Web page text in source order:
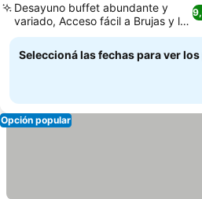
Desayuno buffet abundante y
variado, Acceso fácil a Brujas y la
costa
Seleccioná las fechas para ver
Opción popular